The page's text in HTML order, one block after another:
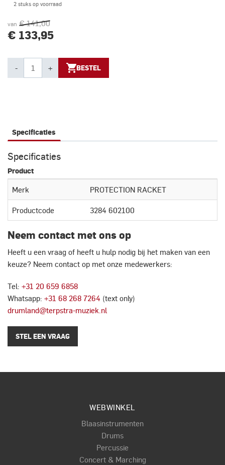
2 stuks op voorraad
van € 141,00
€ 133,95
- + BESTEL
Specificaties
Specificaties
Product
Merk PROTECTION RACKET
Productcode 3284 602100
Neem contact met ons op
Heeft u een vraag of heeft u hulp nodig bij het maken van een
keuze? Neem contact op met onze medewerkers:
Tel: +31 20 659 6858
Whatsapp: +31 68 268 7264 (text only)
drumland@terpstra-muziek.nl
STEL EEN VRAAG
WEBWINKEL
Blaasinstrumenten
Drums
Percussie
Concert & Marching